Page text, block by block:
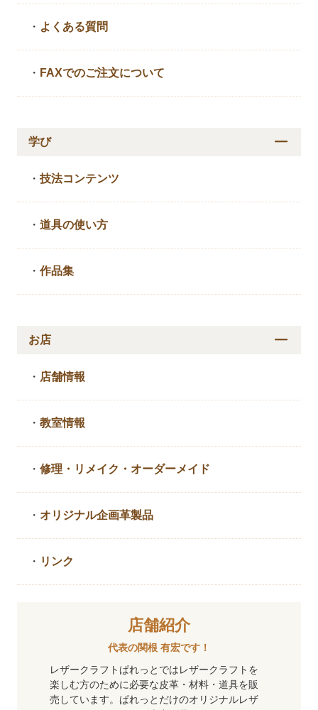
・ よくある質問
・ FAXでのご注文について
学び
・技法コンテンツ
・道具の使い方
・作品集
お店
・ 店舗情報
・教室情報
・修理・リメイク・ オーダーメイド
・ オリジナル企画革製品
・ リンク
店舗紹介
代表の関根 有宏です！
レザークラフトぱれっとではレザークラフトを
楽しむ方のために必要な皮革・材料・道具を販
売しています。ぱれっとだけのオリジナルレザ